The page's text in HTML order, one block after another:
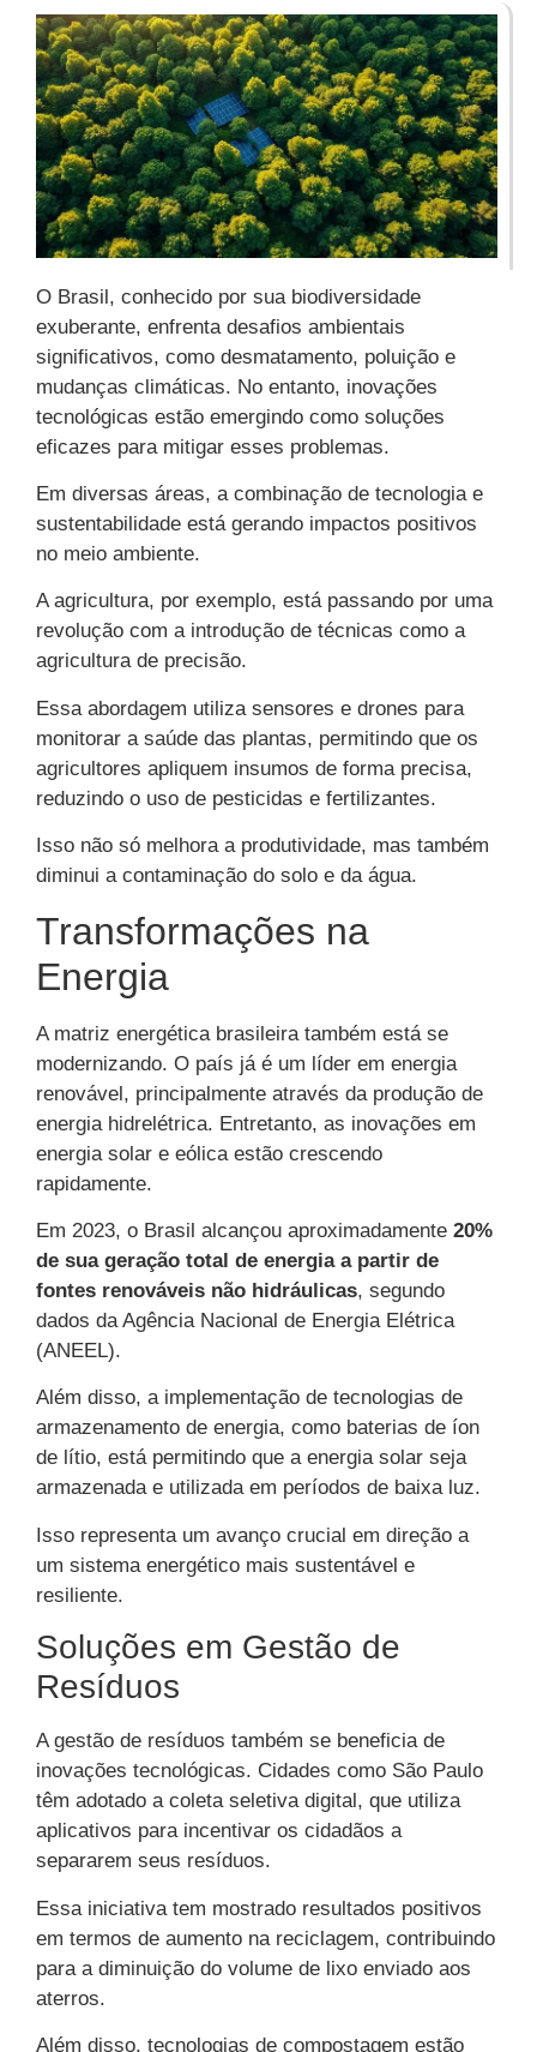
O Brasil, conhecido por sua biodiversidade
exuberante, enfrenta desafios ambientais
significativos, como desmatamento, poluição e
mudanças climáticas. No entanto, inovações
tecnológicas estão emergindo como soluções
eficazes para mitigar esses problemas.
Em diversas áreas, a combinação de tecnologia e
sustentabilidade está gerando impactos positivos
no meio ambiente.
A agricultura, por exemplo, está passando por uma
revolução com a introdução de técnicas como a
agricultura de precisão.
Essa abordagem utiliza sensores e drones para
monitorar a saúde das plantas, permitindo que os
agricultores apliquem insumos de forma precisa,
reduzindo o uso de pesticidas e fertilizantes.
Isso não só melhora a produtividade, mas também
diminui a contaminação do solo e da água.
Transformações na
Energia
A matriz energética brasileira também está se
modernizando. O país já é um líder em energia
renovável, principalmente através da produção de
energia hidrelétrica. Entretanto, as inovações em
energia solar e eólica estão crescendo
rapidamente.
Em 2023, o Brasil alcançou aproximadamente 20%
de sua geração total de energia a partir de
fontes renováveis não hidráulicas, segundo
dados da Agência Nacional de Energia Elétrica
(ANEEL).
Além disso, a implementação de tecnologias de
armazenamento de energia, como baterias de íon
de lítio, está permitindo que a energia solar seja
armazenada e utilizada em períodos de baixa luz.
Isso representa um avanço crucial em direção a
um sistema energético mais sustentável e
resiliente.
Soluções em Gestão de
Resíduos
A gestão de resíduos também se beneficia de
inovações tecnológicas. Cidades como São Paulo
têm adotado a coleta seletiva digital, que utiliza
aplicativos para incentivar os cidadãos a
separarem seus resíduos.
Essa iniciativa tem mostrado resultados positivos
em termos de aumento na reciclagem, contribuindo
para a diminuição do volume de lixo enviado aos
aterros.
Além disso, tecnologias de compostagem estão